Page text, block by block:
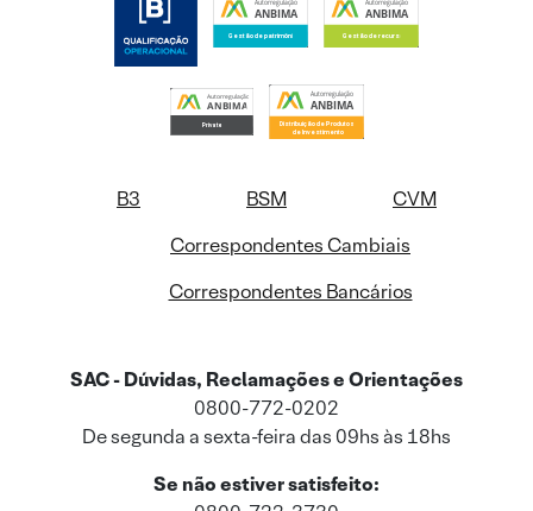
B3 BSM
CVM
Correspondentes Cambiais
Correspondentes Bancários
SAC - Dúvidas, Reclamações e Orientações
0800-772-0202
De segunda a sexta-feira das 09hs às 18hs
Se não estiver satisfeito: